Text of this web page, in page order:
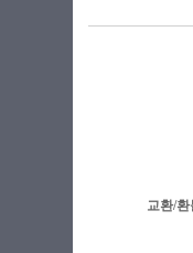
교환/환